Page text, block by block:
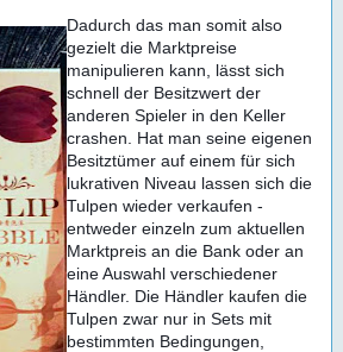
Dadurch das man somit also
gezielt die Marktpreise
manipulieren kann, lässt sich
schnell der Besitzwert der
anderen Spieler in den Keller
crashen. Hat man seine eigenen
Besitztümer auf einem für sich
lukrativen Niveau lassen sich die
Tulpen wieder verkaufen -
entweder einzeln zum aktuellen
Marktpreis an die Bank oder an
eine Auswahl verschiedener
Händler. Die Händler kaufen die
Tulpen zwar nur in Sets mit
bestimmten Bedingungen,